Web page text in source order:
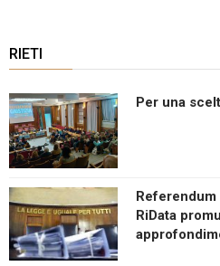
RIETI
Per una
Referendum
RiData